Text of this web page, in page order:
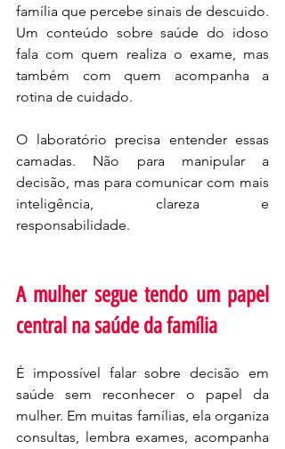
família que percebe sinais de descuido.
Um conteúdo sobre saúde do idoso
fala com quem realiza o exame, mas
também com quem acompanha a
rotina de cuidado.
O laboratório precisa entender essas
camadas. Não para manipular a
decisão, mas para comunicar com mais
inteligência, clareza e
responsabilidade.
A mulher segue tendo um papel
central na saúde da família
É impossível falar sobre decisão em
saúde sem reconhecer o papel da
mulher. Em muitas famílias, ela organiza
consultas, lembra exames, acompanha